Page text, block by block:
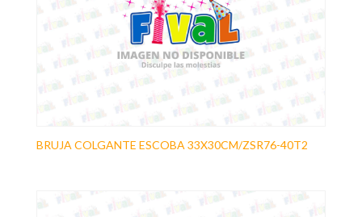
BRUJA COLGANTE ESCOBA 33X30CM/ZSR76-40T2